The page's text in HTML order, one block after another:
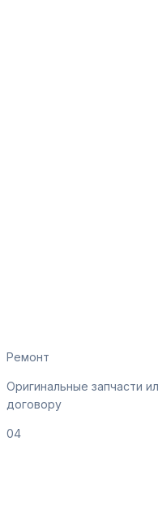
Ремонт
Оригинальные запчасти
договору
04